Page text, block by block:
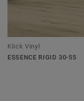
Klick Vinyl
ESSENCE RIGID 30-55